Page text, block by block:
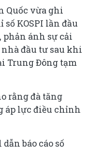
Quốc vừa ghi
KOSPI lần đầu
phản ánh sự cải
đầu tư sau khi
Trung Đông tạm
rằng đà tăng
áp lực điều chỉnh
báo cáo số